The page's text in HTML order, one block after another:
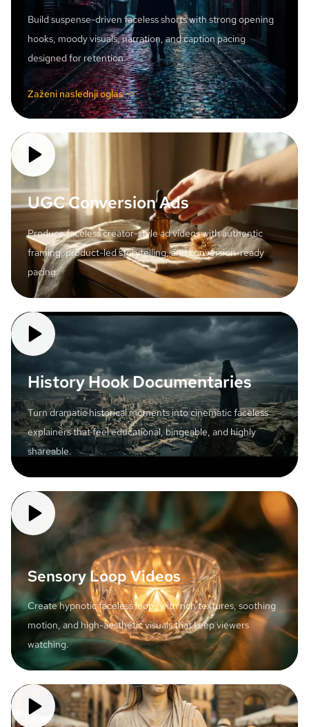
Build suspense-driven faceless shorts with strong opening
hooks, moody visuals, narration, and caption pacing
designed for retention.
Zaženi naslednji oglas ->
UGC Conversion Ads
Produce faceless creator-style ad videos with authentic
framing, product-led storytelling, and conversion-ready
pacing.
History Hook Documentaries
Turn dramatic historical moments into cinematic faceless
explainers that feel educational, bingeable, and highly
shareable.
Sensory Loop Videos
Create hypnotic faceless loops with rich textures, soothing
motion, and high-aesthetic visuals that keep viewers
watching.